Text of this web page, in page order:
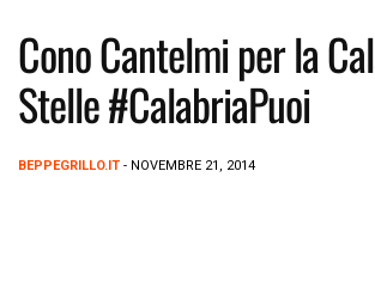
Cono Cantelmi per la
Stelle #CalabriaPuoi
BEPPEGRILLO.IT - NOVEMBRE 21, 2014